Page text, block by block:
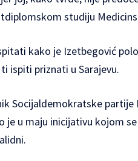
studiju
kako je Izetbegović
ispiti priznati u Sarajevu.
Socijaldemokratske
je u maju inicijativu kojom